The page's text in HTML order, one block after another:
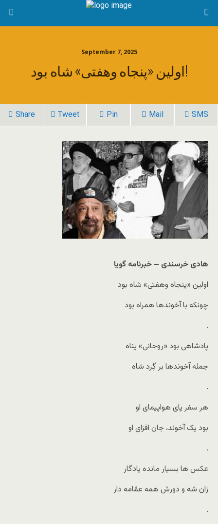
September 7, 2025
اولین «پنجاه وهفتی» شاه بود!
Share Tweet Pin Mail SMS
هادی خرسندی – خبرنامه گویا
اولین «پنجاه وهفتی» شاه بود
چونکه با آخوندها همراه بود
.
پادشاهی بود «روحانی» پناه
جمله آخوندها بر گِرد شاه
.
هر سفر پای هواپیمای او
بود یک آخوند، جان افزای او
.
عکس ها بسیار مانده یادگار
زان شه و دورش همه عمّامه دار
.